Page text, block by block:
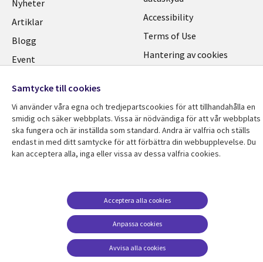
Links
SWEDEN
Nyheter
Artiklar
Blogg
Event
SWEDEN
Accessibility
Terms of Use
Hantering av cookies
Samtycke till cookies
Vi använder våra egna och tredjepartscookies för att tillhandahålla en
smidig och säker webbplats. Vissa är nödvändiga för att vår webbplats
ska fungera och är inställda som standard. Andra är valfria och ställs
endast in med ditt samtycke för att förbättra din webbupplevelse. Du
kan acceptera alla, inga eller vissa av dessa valfria cookies.
Anpassa cookies
Acceptera alla cookies
Avvisa alla cookies